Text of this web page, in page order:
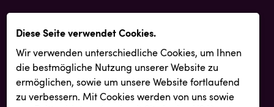
Diese Seite verwendet Cookies.
Wir verwenden unterschiedliche Cookies, um Ihnen
die best­mögliche Nutzung unserer Website zu
ermöglichen, sowie um unsere Website fortlaufend
zu verbessern. Mit Cookies werden von uns sowie